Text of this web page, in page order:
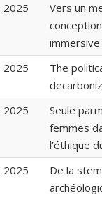
2025
Vers un
2025
The
2025
Seule
femmes
l’éthique
2025
De la